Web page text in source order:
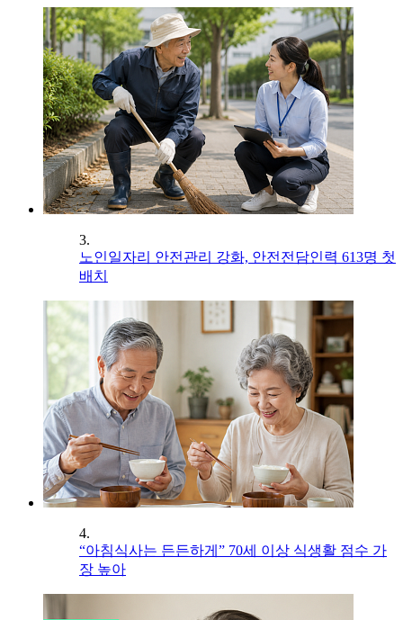
3.
노인일자리 안전관리 강화, 안전전담인력 613명 첫
배치
4.
“아침식사는 든든하게” 70세 이상 식생활 점수 가
장 높아